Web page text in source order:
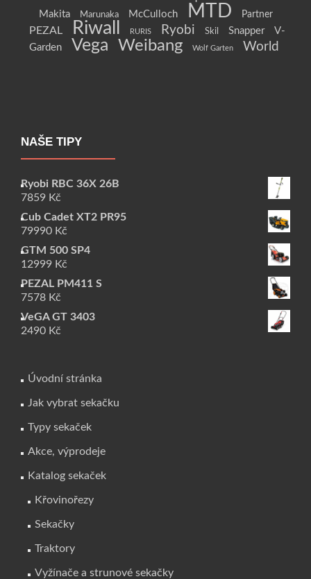
Makita Marunaka McCulloch MTD Partner
PEZAL Riwall RURIS Ryobi Skil Snapper
V-
Garden
Vega Weibang Wolf Garten World
NAŠE TIPY
Ryobi RBC 36X 26B
7859 Kč
Cub Cadet XT2 PR95
79990 Kč
GTM 500 SP4
12999 Kč
PEZAL PM411 S
7578 Kč
VeGA GT 3403
2490 Kč
Úvodní stránka
Jak vybrat sekačku
Typy sekaček
Akce, výprodeje
Katalog sekaček
Křovinořezy
Sekačky
Traktory
Vyžínače a strunové sekačky